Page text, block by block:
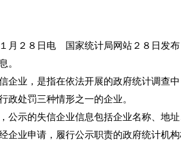
月２８日电 国家统计局网站２８日发
。
企业，是指在依法开展的政府统计调查
政处罚三种情形之一的企业。
公示的失信企业信息包括企业名称、地
企业申请，履行公示职责的政府统计机